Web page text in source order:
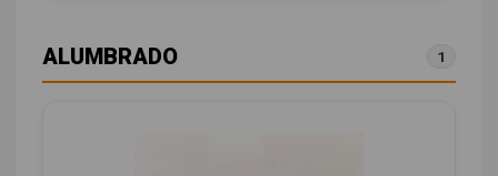
ALUMBRADO 1